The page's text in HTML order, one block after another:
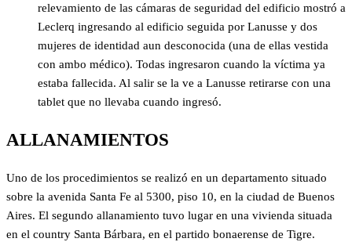
relevamiento de las cámaras de seguridad del edificio mostró a
Leclerq ingresando al edificio seguida por Lanusse y dos
mujeres de identidad aun desconocida (una de ellas vestida
con ambo médico). Todas ingresaron cuando la víctima ya
estaba fallecida. Al salir se la ve a Lanusse retirarse con una
tablet que no llevaba cuando ingresó.
ALLANAMIENTOS
Uno de los procedimientos se realizó en un departamento situado
sobre la avenida Santa Fe al 5300, piso 10, en la ciudad de Buenos
Aires. El segundo allanamiento tuvo lugar en una vivienda situada
en el country Santa Bárbara, en el partido bonaerense de Tigre.